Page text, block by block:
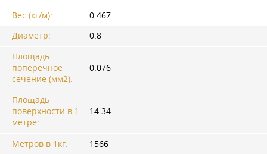
Вес (кг/м):
0.467
Диаметр:
0.8
Площадь
поперечное
сечение (мм2):
0.076
Площадь
поверхности в 1
метре:
14.34
Метров в 1кг:
1566